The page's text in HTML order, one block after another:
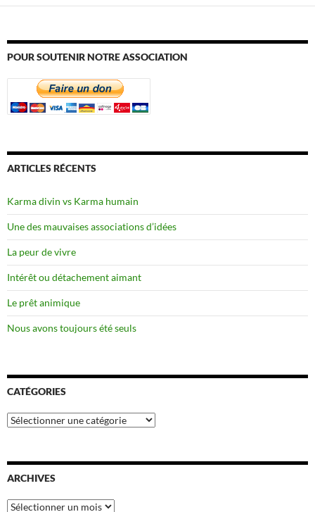
POUR SOUTENIR NOTRE ASSOCIATION
ARTICLES RÉCENTS
Karma divin vs Karma humain
Une des mauvaises associations d’idées
La peur de vivre
Intérêt ou détachement aimant
Le prêt animique
Nous avons toujours été seuls
CATÉGORIES
Catégories
ARCHIVES
Archives